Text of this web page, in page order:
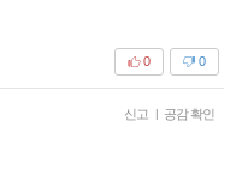
0
0
신고 | 공감 확인